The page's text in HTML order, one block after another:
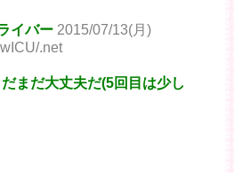
イバー 2015/07/13(月)
.net
まだ大丈夫だ(5回目は少し